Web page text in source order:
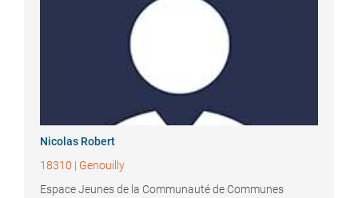
Nicolas Robert
18310 | Genouilly
Espace Jeunes de la Communauté de Communes